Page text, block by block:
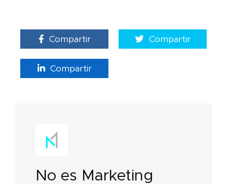
Compartir Compartir
Compartir
No es Marketing